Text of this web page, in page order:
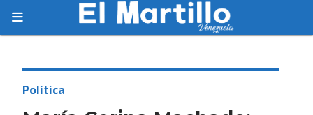
Política
Suscríbete
Suscríbete a nuestro servicio gratuito de
información diaria en tu email.